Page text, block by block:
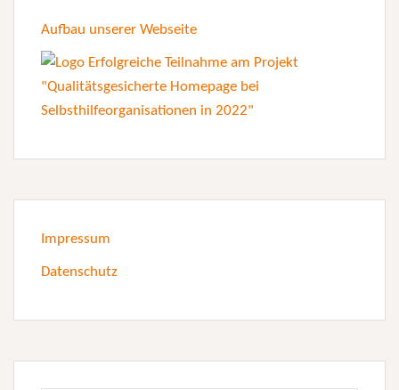
Aufbau unserer Webseite
Impressum
Datenschutz